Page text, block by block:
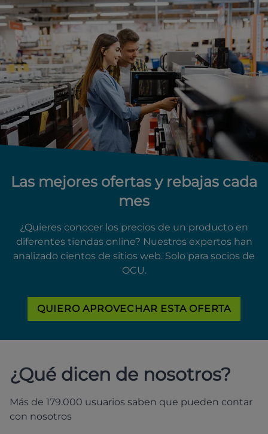
Las mejores ofertas y rebajas cada
mes
¿Quieres conocer los precios de un producto en
diferentes tiendas online? Nuestros expertos han
analizado cientos de sitios web. Solo para socios de
OCU.
QUIERO APROVECHAR ESTA OFERTA
¿Qué dicen de nosotros?
Más de 179.000 usuarios saben que pueden contar
con nosotros